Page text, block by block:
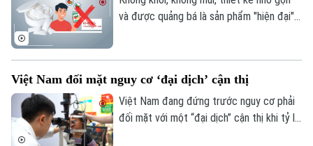
Theo dõi Hà Nội On
và được quảng bá là sản phẩm "hiện đại",
những cảnh báo về nguy cơ gây nghiện
cực mạnh, những hệ lụy với sức khỏe và
thách thức mới đối với công tác quản lý.
Việt Nam đối mặt nguy cơ ‘đại dịch’ cận thị
Việt Nam đang đứng trước nguy cơ phải
đối mặt với một “đại dịch” cận thị khi tỷ lệ